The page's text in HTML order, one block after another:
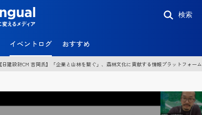
検索
イベントログ おすすめ
【日建設計CM 吉岡氏】「企業と山林を繋ぐ」、森林文化に貢献する情報プラットフォーム